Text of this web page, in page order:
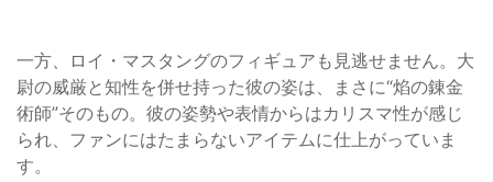
一方、ロイ・マスタングのフィギュアも見逃せません。大
尉の威厳と知性を併せ持った彼の姿は、まさに“焰の錬金
術師”そのもの。彼の姿勢や表情からはカリスマ性が感じ
られ、ファンにはたまらないアイテムに仕上がっていま
す。